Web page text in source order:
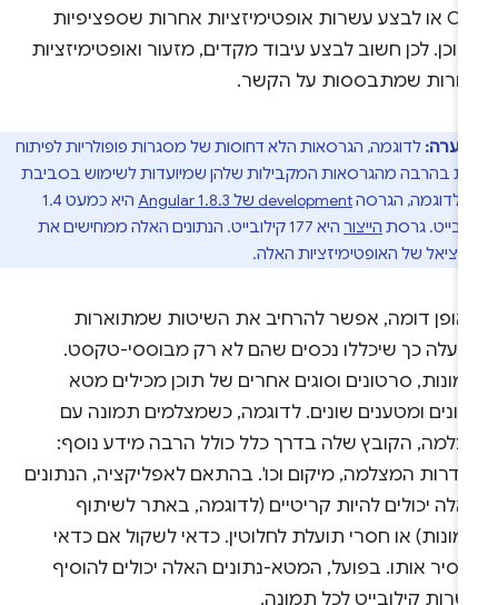
CSS או לבצע עשרות אופטימיזציות אחרות שספציפיות
לכן חשוב לבצע עיבוד מקדים, מזעור ואופטימיזציות
שמתבססות על הקשר.
הערה:לדוגמה, הגרסאות הלא דחוסות של מסגרות פופולריות לפיתוח
בהרבה מהגרסאות המקבילות שלהן שמיועדות לשימוש בסביבת
לדוגמה, הגרסהdevelopment של Angular 1.8.3
היא כמעט 1.4
בייט. גרסתהייצור
היא 177 קילובייט. הנתונים האלה ממחישים את
של האופטימיזציות האלה.
דומה, אפשר להרחיב את השיטות שמתוארות
כך שיכללו נכסים שהם לא רק מבוססי-טקסט.
סרטונים וסוגים אחרים של תוכן מכילים מטא
ומטענים שונים. לדוגמה, כשמצלמים תמונה עם
הקובץ שלה בדרך כלל כולל הרבה מידע נוסף:
המצלמה, מיקום וכו'. בהתאם לאפליקציה, הנתונים
יכולים להיות קריטיים (לדוגמה, באתר לשיתוף
או חסרי תועלת לחלוטין. כדאי לשקול אם כדאי
אותו. בפועל, המטא-נתונים האלה יכולים להוסיף
קילובייט לכל תמונה.